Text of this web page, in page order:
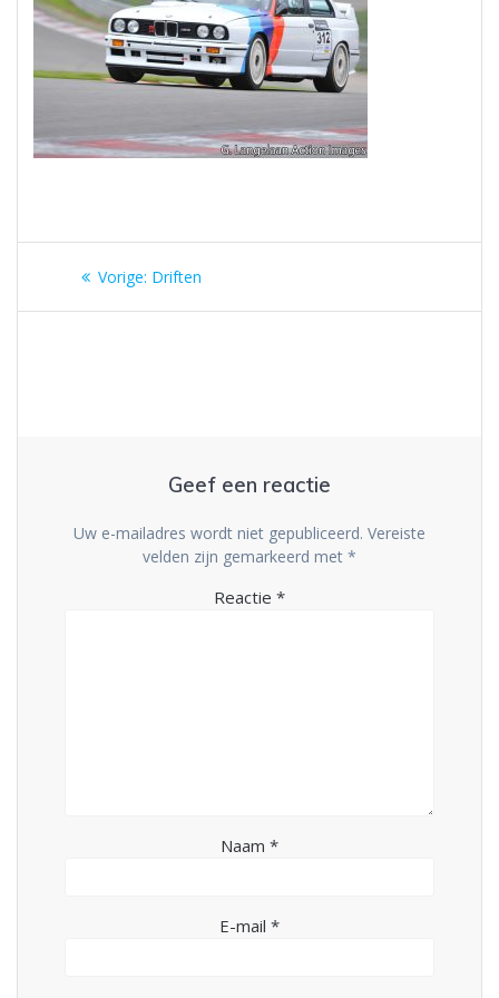
Berichtnavigatie
Vorige: Vorig
Driften
Geef een reactie
Uw e-mailadres wordt niet gepubliceerd. Vereiste
velden zijn gemarkeerd met *
Reactie *
Naam *
E-mail *